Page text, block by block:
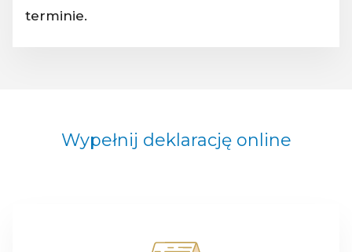
terminie.
Wypełnij deklarację online